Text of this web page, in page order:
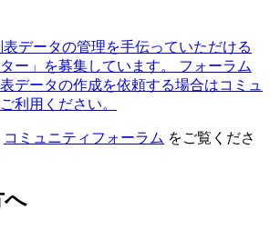
表データの管理を手伝っていただける
ー」を募集しています。
フォーラム
データの作成を依頼する場合はコミュ
利用ください。
コミュニティフォーラム をご覧くださ
へ